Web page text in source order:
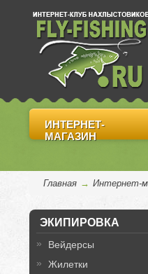
ИНТЕРНЕТ-
МАГАЗИН
Главная → Интернет-
ЭКИПИРОВКА
Вейдерсы
Жилетки